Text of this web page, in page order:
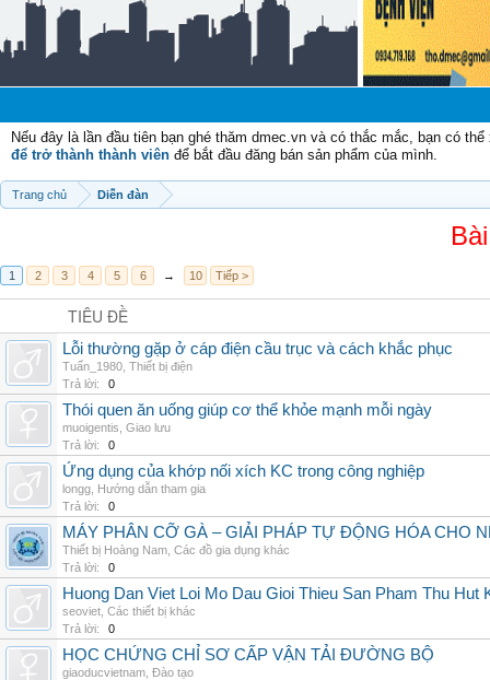
Nếu đây là lần đầu tiên bạn ghé thăm dmec.vn và có thắc mắc, bạn có
để trở thành thành viên để bắt đầu đăng bán sản phẩm của mình.
Trang chủ Diễn đàn
1 2 3 4 5 6 → 10 Tiếp >
TIÊU ĐỀ
Lỗi thường gặp ở cáp điện cầu trục và cách khắc phục
Tuấn_1980 Thiết bị điện
Trả lời:
0
Thói quen ăn uống giúp cơ thể khỏe mạnh mỗi ngày
muoigentis Giao lưu
Trả lời:
0
Ứng dụng của khớp nối xích KC trong công nghiệp
longg Hướng dẫn tham gia
Trả lời:
0
MÁY PHÂN CỠ GÀ – GIẢI PHÁP TỰ ĐỘNG HÓA CHO
Thiết bị Hoàng Nam Các đồ gia dụng khác
Trả lời:
0
Huong Dan Viet Loi Mo Dau Gioi Thieu San Pham Thu Hut
seoviet Các thiết bị khác
Trả lời:
0
HỌC CHỨNG CHỈ SƠ CẤP VẬN TẢI ĐƯỜNG BỘ
giaoducvietnam Đào tạo